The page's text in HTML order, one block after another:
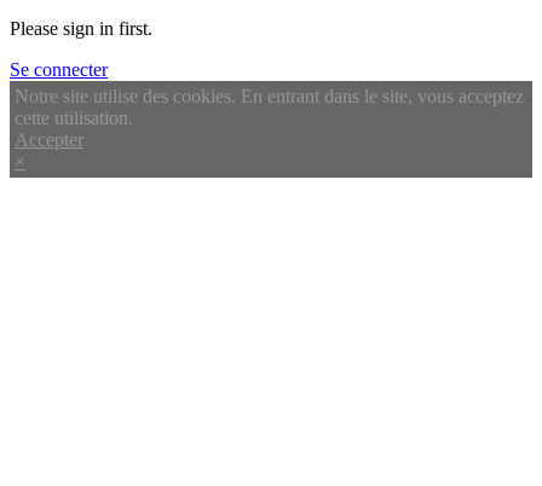
Please sign in first.
Se connecter
Notre site utilise des cookies. En entrant dans le site, vous acceptez
cette utilisation.
Accepter
×